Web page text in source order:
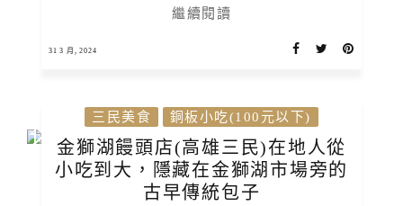
繼續閱讀
31 3 月, 2024
三民美食 銅板小吃(100元以下)
金獅湖饅頭店(高雄三民)在地人從
小吃到大，隱藏在金獅湖市場旁的
古早傳統包子